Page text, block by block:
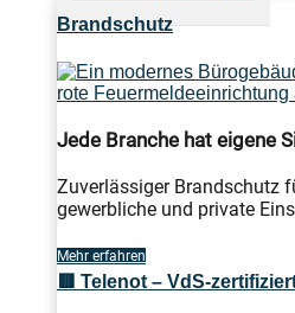
Brandschutz
Jede Branche hat eigene
Zuverlässiger Brandschutz
gewerbliche und private
Mehr erfahren
🟥 Telenot – VdS-